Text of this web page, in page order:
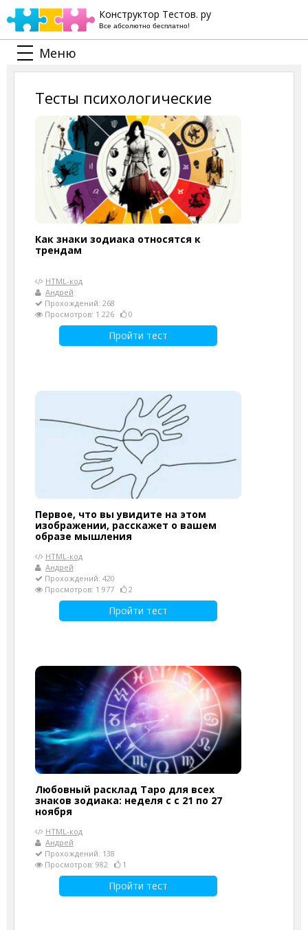
Конструктор Тестов. ру
Все абсолютно бесплатно!
Меню
Тесты психологические
Как знаки зодиака относятся к
трендам
HTML-код
Андрей
Прохождений: 268
Просмотров: 1 226
0
Пройти тест
Первое, что вы увидите на этом
изображении, расскажет о вашем
образе мышления
HTML-код
Андрей
Прохождений: 420
Просмотров: 1 977
2
Пройти тест
Любовный расклад Таро для всех
знаков зодиака: неделя с с 21 по 27
ноября
HTML-код
Андрей
Прохождений: 138
Просмотров: 982
1
Пройти тест